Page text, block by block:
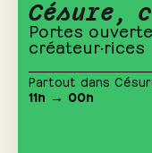
Césure,
Portes
créateur·rices
Partout dans
11h → 00h